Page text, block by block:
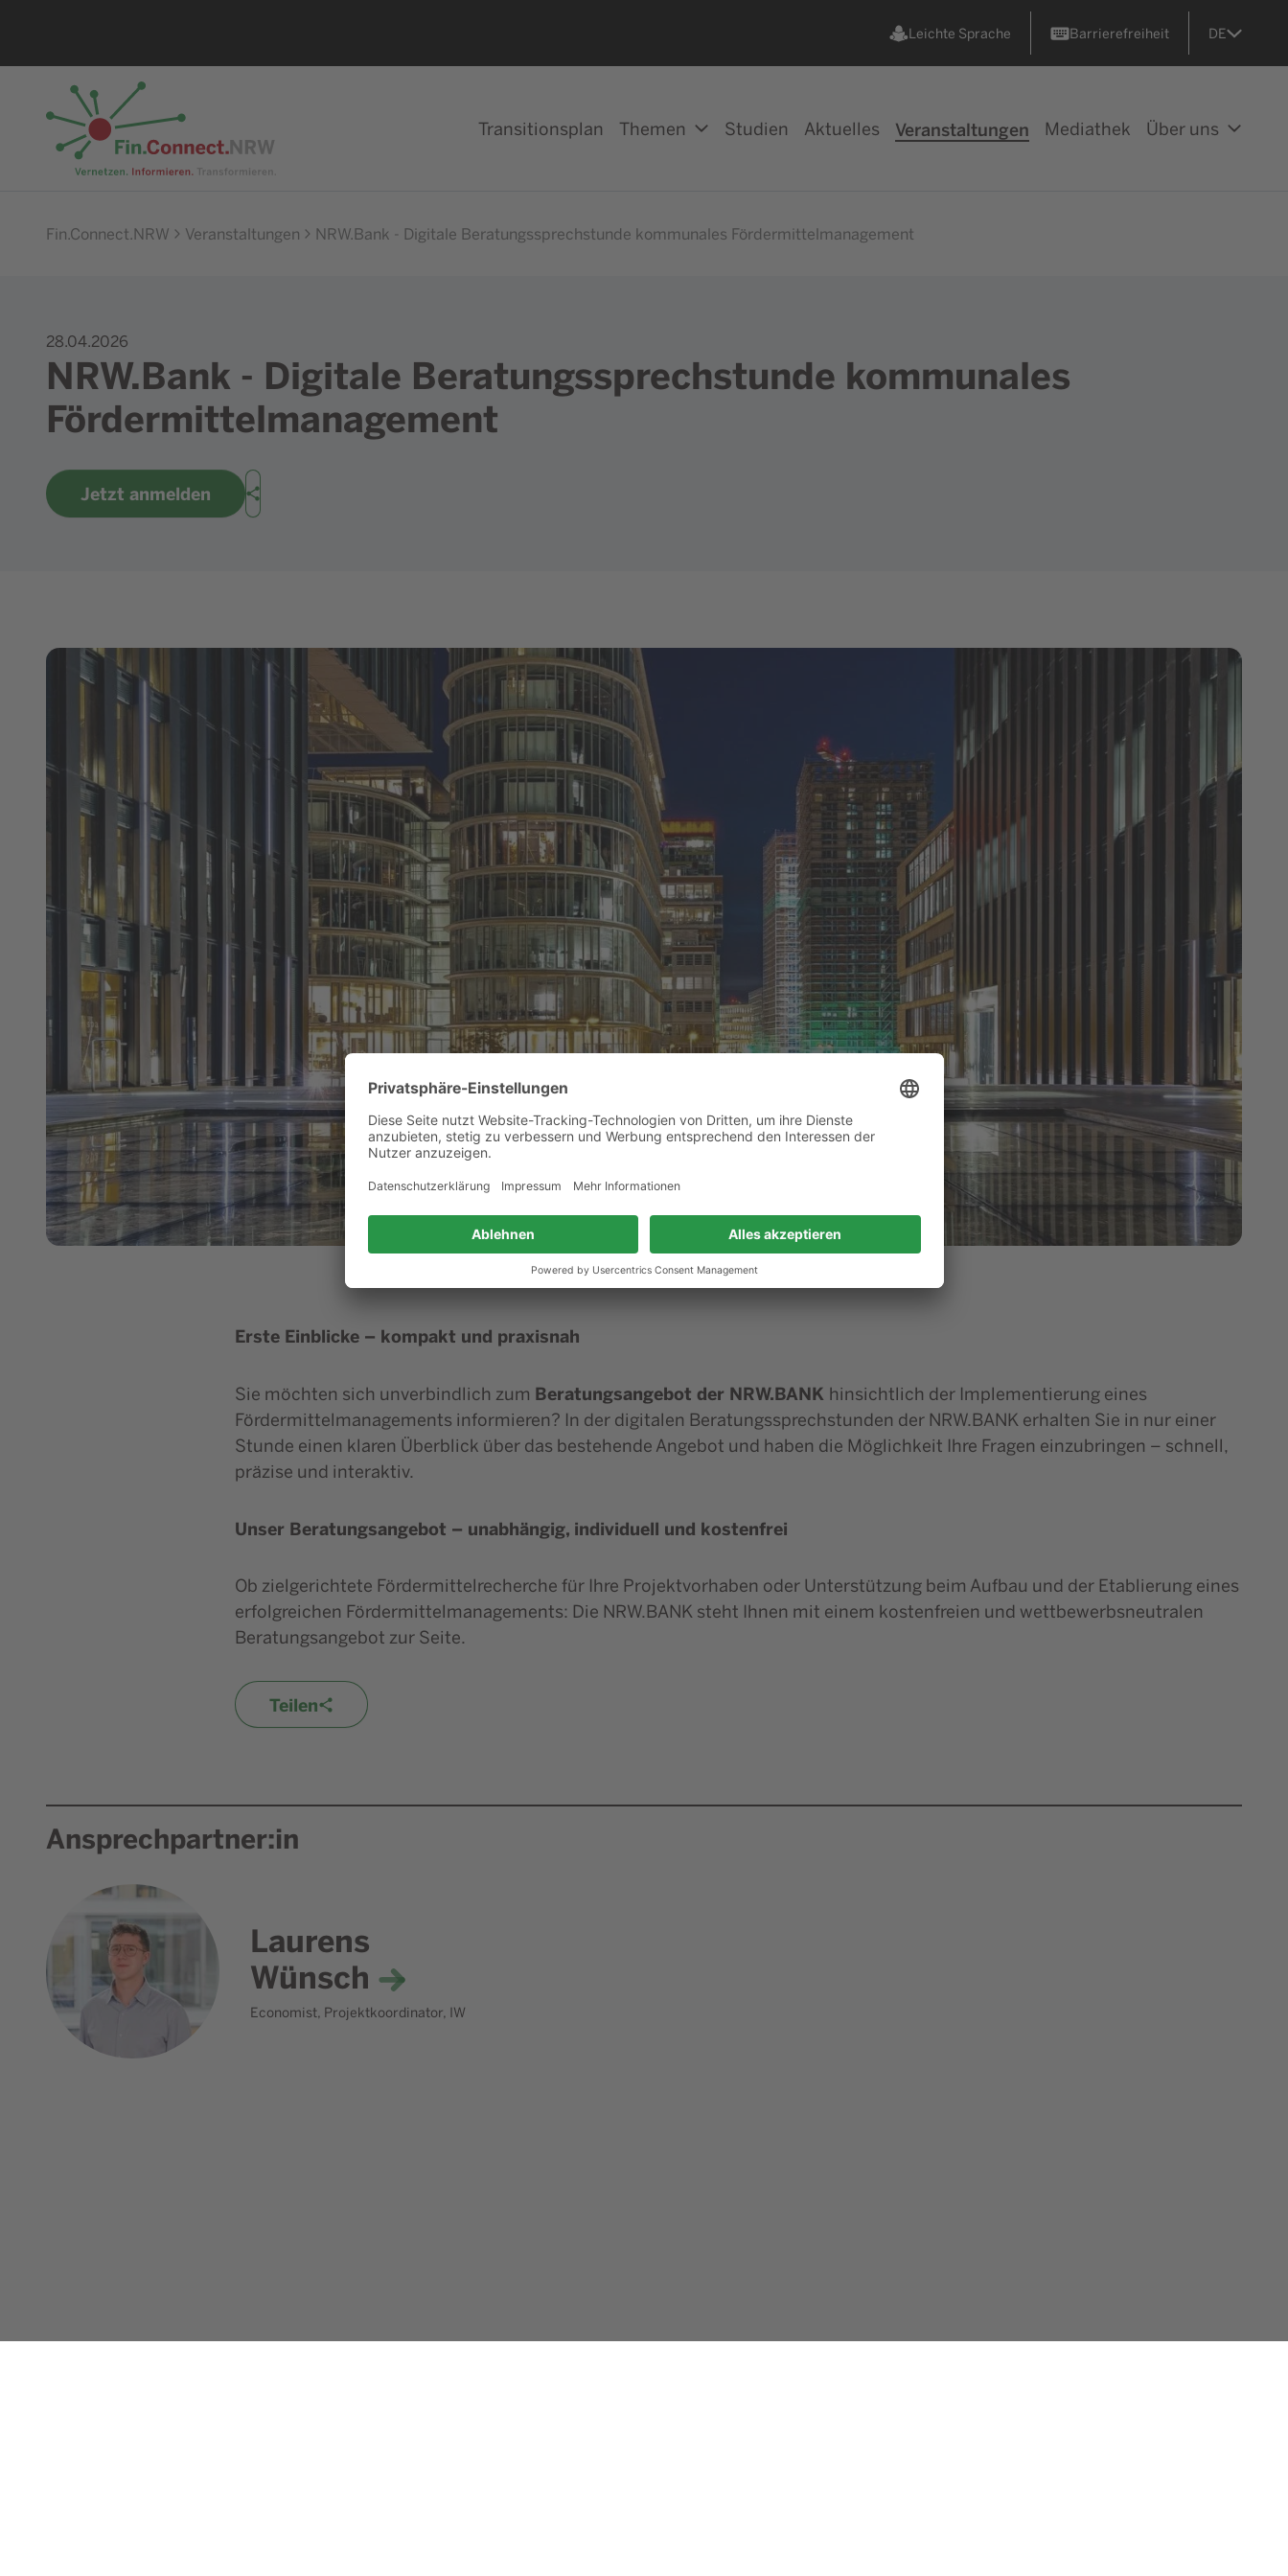
Leichte Sprache Barrierefreiheit DE
Transitionsplan Themen Studien Aktuelles Veranstaltungen Mediathek Über uns
Fin.Connect.NRW Veranstaltungen NRW.Bank - Digitale Beratungssprechstunde kommunales Fördermittelmanagement
28.04.2026
NRW.Bank - Digitale Beratungssprechstunde kommunales
Fördermittelmanagement
Jetzt anmelden
Teilen
Bild in Lightbox zeigen
Erste Einblicke – kompakt und praxisnah
Sie möchten sich unverbindlich zum Beratungsangebot der NRW.BANK hinsichtlich der Implementierung eines
Fördermittelmanagements informieren? In der digitalen Beratungssprechstunden der NRW.BANK erhalten Sie in nur einer
Stunde einen klaren Überblick über das bestehende Angebot und haben die Möglichkeit Ihre Fragen einzubringen – schnell,
präzise und interaktiv.
Unser Beratungsangebot – unabhängig, individuell und kostenfrei
Ob zielgerichtete Fördermittelrecherche für Ihre Projektvorhaben oder Unterstützung beim Aufbau und der Etablierung eines
erfolgreichen Fördermittelmanagements: Die NRW.BANK steht Ihnen mit einem kostenfreien und wettbewerbsneutralen
Beratungsangebot zur Seite.
Teilen
Ansprechpartner:in
Laurens
Wünsch
Economist, Projektkoordinator, IW